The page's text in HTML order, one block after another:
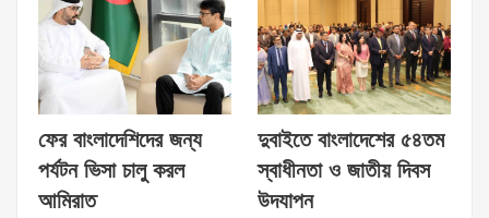
ফের বাংলাদেশিদের জন্য
পর্যটন ভিসা চালু করল
আমিরাত
দুবাইতে বাংলাদেশের ৫৪তম
স্বাধীনতা ও জাতীয় দিবস
উদযাপন